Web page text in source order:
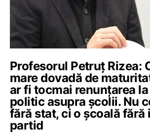
Profesorul Petruț Rizea:
mare dovadă de
ar fi tocmai renunțarea
politic asupra școlii. Nu
fără stat, ci o școală fără
partid